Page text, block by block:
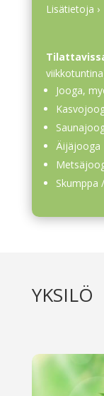
Lisätietoja ›
Jooga,
Äijäjooga
Skumppa
YKSILÖ